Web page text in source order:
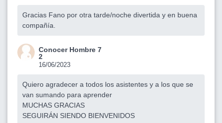
Gracias Fano por otra tarde/noche divertida y en buena
compañía.
Conocer Hombre 7
2
16/06/2023
Quiero agradecer a todos los asistentes y a los que se
van sumando para aprender
MUCHAS GRACIAS
SEGUIRÁN SIENDO BIENVENIDOS